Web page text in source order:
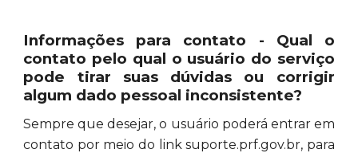
Informações para contato - Qual o
contato pelo qual o usuário do serviço
pode tirar suas dúvidas ou corrigir
algum dado pessoal inconsistente?
Sempre que desejar, o usuário poderá entrar em
contato por meio do link suporte.prf.gov.br, para